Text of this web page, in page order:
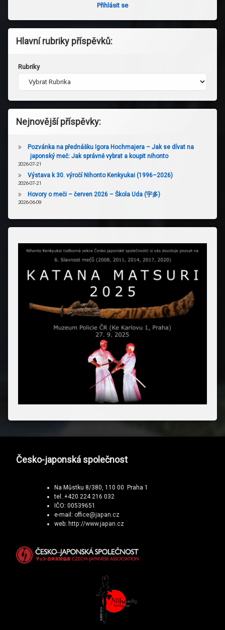
Přihlásit se
Hlavní rubriky příspěvků:
Rubriky
Nejnovější příspěvky:
Pozvánka na přednášku Igora Hochmajera – Jak se dívat na
japonský meč: Jak správně vybrat a koupit nihonto
2026-07-21
Výstava k 30. výročí Nihonto Kenkyukai (1996–2026)
2026-07-21
Hovory o meči – červen 2026 – Škola Uda (宇多)
2026-06-09
Česko-japonská společnost
Na Můstku 8/380, 110 00 Praha 1
tel. +420 224 216 032
IČO: 00539651
e-mail: office@japan.cz
web: http://www.japan.cz